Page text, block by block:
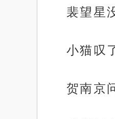
裴望星
小猫叹
贺南京